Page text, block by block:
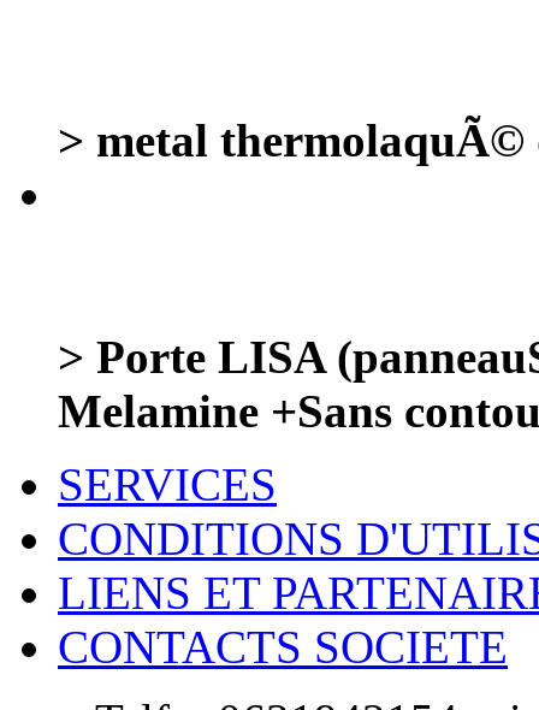
> metal
> Porte LISA
Melamine +Sans
SERVICES
CONDITIONS
LIENS ET
CONTACTS SOCIETE